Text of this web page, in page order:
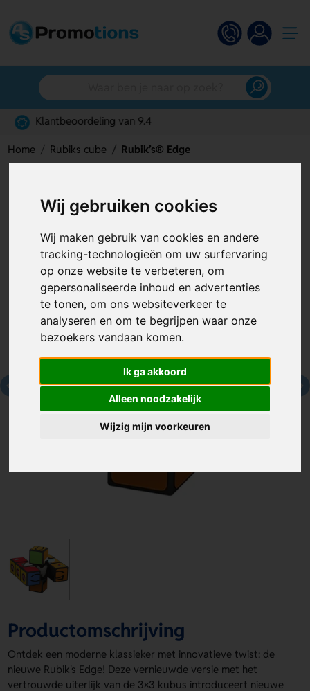
Wij gebruiken cookies
Wij maken gebruik van cookies en andere
tracking-technologieën om uw surfervaring
op onze website te verbeteren, om
gepersonaliseerde inhoud en advertenties
te tonen, om ons websiteverkeer te
analyseren en om te begrijpen waar onze
bezoekers vandaan komen.
Ik ga akkoord
Alleen noodzakelijk
Wijzig mijn voorkeuren
Gratis digitaal ontwerp
Home Rubiks cube Rubik’s® Edge
Rubik’s® Edge
Artikelnummer:
Productomschrijving
Ontdek een moderne klassieker met innovatieve twist: de
nieuwe Rubik's Edge! Deze vernieuwde versie met het
vertrouwde uiterlijk van de 3×3 kubus introduceert nieuwe